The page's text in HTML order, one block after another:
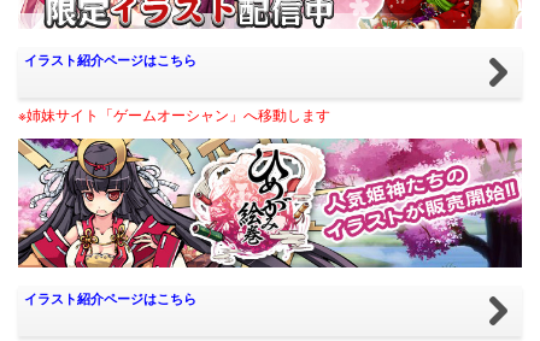
イラスト紹介ページはこちら
※姉妹サイト「ゲームオーシャン」へ移動します
イラスト紹介ページはこちら